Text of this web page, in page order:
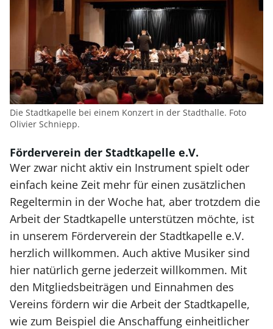
Die Stadtkapelle bei einem Konzert in der Stadthalle. Foto
Olivier Schniepp.
Förderverein der Stadtkapelle e.V.
Wer zwar nicht aktiv ein Instrument spielt oder
einfach keine Zeit mehr für einen zusätzlichen
Regeltermin in der Woche hat, aber trotzdem die
Arbeit der Stadtkapelle unterstützen möchte, ist
in unserem Förderverein der Stadtkapelle e.V.
herzlich willkommen. Auch aktive Musiker sind
hier natürlich gerne jederzeit willkommen. Mit
den Mitgliedsbeiträgen und Einnahmen des
Vereins fördern wir die Arbeit der Stadtkapelle,
wie zum Beispiel die Anschaffung einheitlicher